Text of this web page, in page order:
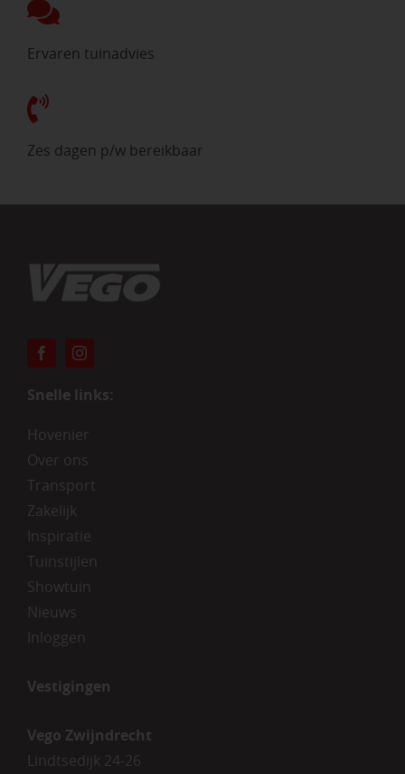
Ervaren tuinadvies
Zes dagen p/w bereikbaar
Snelle links:
Hovenier
Over ons
Transport
Zakelijk
Inspiratie
Tuinstijlen
Showtuin
Nieuws
Inloggen
Vestigingen
Vego Zwijndrecht
Lindtsedijk 24-26